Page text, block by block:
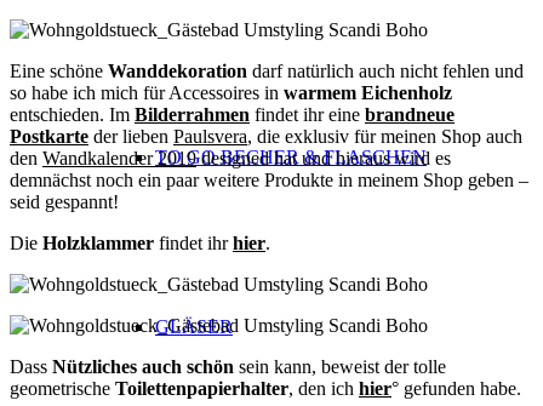
TO GO BECHER & FLASCHEN
GLÄSER
Eine schöne Wanddekoration darf natürlich auch nicht fehlen und
so habe ich mich für Accessoires in warmem Eichenholz
entschieden. Im Bilderrahmen findet ihr eine brandneue
Postkarte der lieben Paulsvera, die exklusiv für meinen Shop auch
den Wandkalender 2019designed hat und hieraus wird es
demnächst noch ein paar weitere Produkte in meinem Shop geben –
seid gespannt!
Die Holzklammer findet ihrhier.
Dass Nützliches auch schön sein kann, beweist der tolle
geometrische Toilettenpapierhalter, den ich hier° gefunden habe.